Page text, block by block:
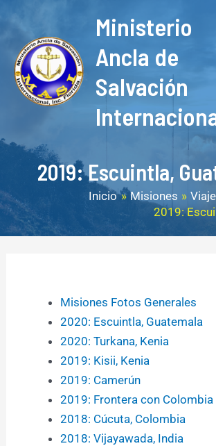
contenido
Ministerio
Ancla de
Salvación
2019: Escuintla,
Inicio Misiones
2019:
Misiones Fotos Generales
2020: Escuintla, Guatemala
2020: Turkana, Kenia
2019: Kisii, Kenia
2019: Camerún
2019: Frontera con Colombia
2018: Cúcuta, Colombia
2018: Vijayawada, India
a
c
e
b
o
k
o
u
T
u
e
i
l